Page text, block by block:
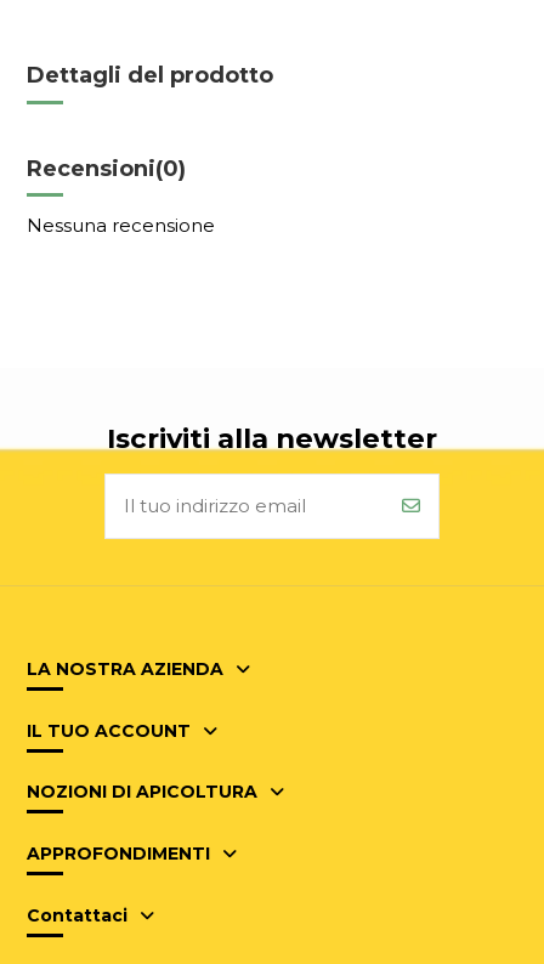
Dettagli del prodotto
Recensioni(0)
Nessuna recensione
Iscriviti alla newsletter
LA NOSTRA AZIENDA
IL TUO ACCOUNT
NOZIONI DI APICOLTURA
APPROFONDIMENTI
Contattaci